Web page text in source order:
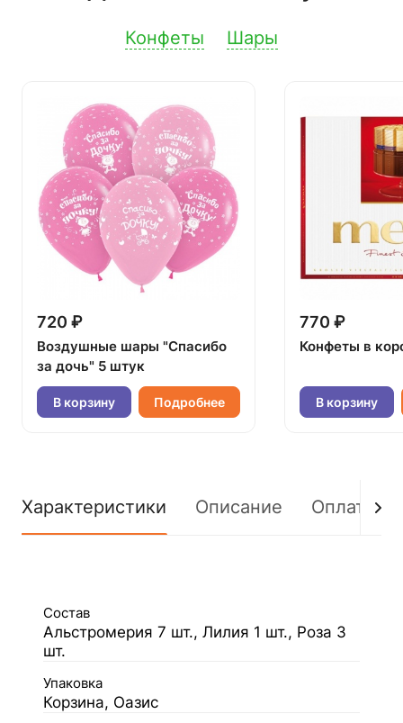
Конфеты Шары
720 ₽
Воздушные шары "Спасибо
за дочь" 5 штук
В корзину Подробнее
770 ₽
Конфеты в
В корзину
Характеристики Описание Оплата
Состав
Альстромерия 7 шт., Лилия 1 шт., Роза 3
шт.
Упаковка
Корзина, Оазис